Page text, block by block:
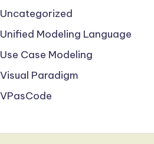
Uncategorized
Unified Modeling Language
Use Case Modeling
Visual Paradigm
VPasCode